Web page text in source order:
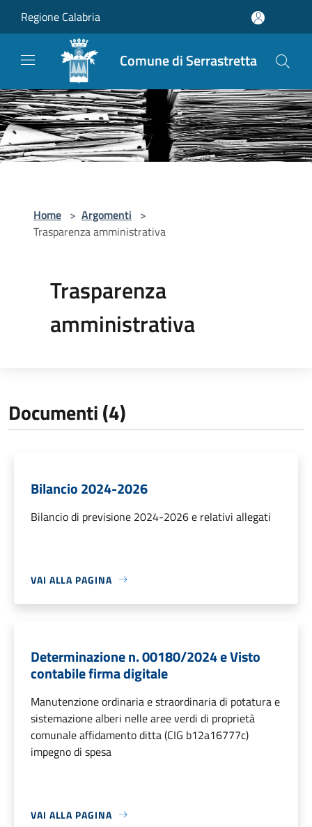
Regione Calabria
Comune di Serrastretta
Home > Argomenti >
Trasparenza amministrativa
Trasparenza
amministrativa
Documenti (4)
Bilancio 2024-2026
Bilancio di previsione 2024-2026 e relativi allegati
VAI ALLA PAGINA
Determinazione n. 00180/2024 e Visto
contabile firma digitale
Manutenzione ordinaria e straordinaria di potatura e
sistemazione alberi nelle aree verdi di proprietà
comunale affidamento ditta (CIG b12a16777c)
impegno di spesa
VAI ALLA PAGINA